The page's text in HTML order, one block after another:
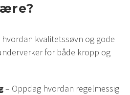
kvalitetssøvn og gode
for både kropp og
– Oppdag hvordan regelmessig